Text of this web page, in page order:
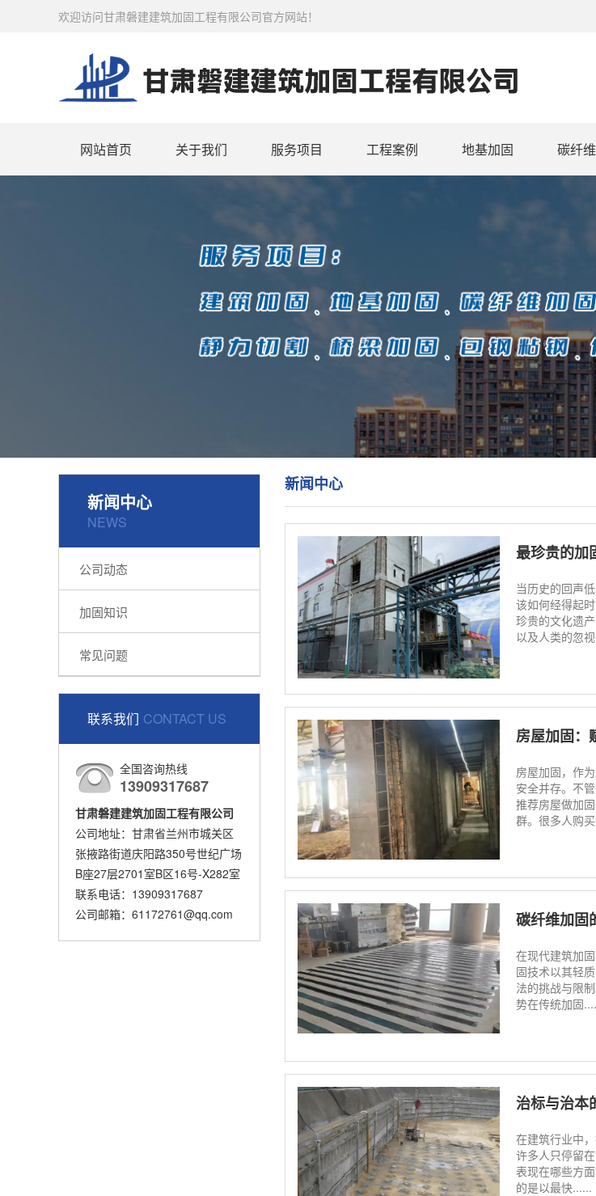
欢迎访问甘肃磐建建筑加固工程有限公司官方网站！
网站首页 关于我们 服务项目 工程案例 地基加固 碳纤
新闻中心
NEWS
公司动态
加固知识
常见问题
联系我们 CONTACT US
全国咨询热线
13909317687
甘肃磐建建筑加固工程有限公司
公司地址：甘肃省兰州市城关区
张掖路街道庆阳路350号世纪广场
B座27层2701室B区16号-X282室
联系电话：13909317687
公司邮箱：61172761@qq.com
新闻中心
最珍贵的加
当历史的回声
该如何经得起
珍贵的文化遗
以及人类的忽
房屋加固：
房屋加固，作
安全并存。不
推荐房屋做加
群。很多人购
碳纤维加固
在现代建筑加
固技术以其轻
法的挑战与限
势在传统加固
治标与治本
在建筑行业中
许多人只停留
表现在哪些方
的是以最快......